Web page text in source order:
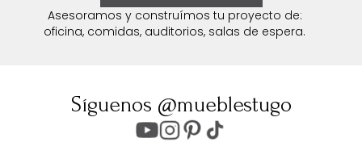
Asesoramos y construímos tu proyecto de:
oficina, comidas, auditorios, salas de espera.
Síguenos @mueblestugo